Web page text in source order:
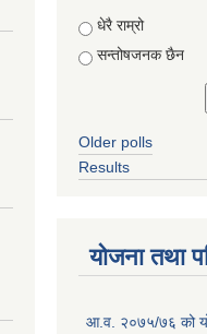
Choices
धेरै राम्रो
सन्तोषजनक छैन
Older polls
Results
योजना तथा
आ.व. २०७५/७६ को